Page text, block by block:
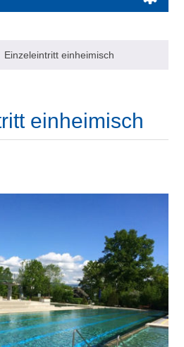
Einzeleintritt einheimisch
einheimisch